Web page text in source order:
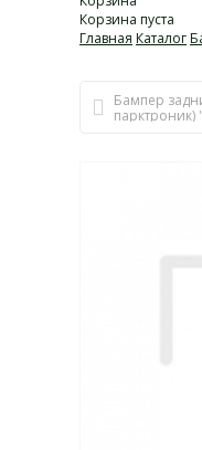
Корзина пуста
Главная Каталог
Бампер